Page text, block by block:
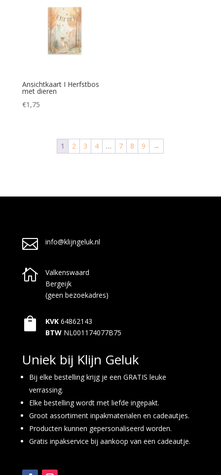
Ansichtkaart I Herfstbos
met dieren
€1,75
1 2 3 4 … 7 8 9 →
 info@klijngeluk.nl

Valkenswaard
Bergeijk
(geen bezoekadres)
 KVK 64862143
BTW NL001174077B75
Uniek bij Klijn Geluk
Bij elke bestelling krijg je een GRATIS leuke
verrassing.
Elke bestelling wordt met liefde ingepakt.
Groot assortiment inpakmaterialen en cadeautjes.
Producten kunnen gepersonaliseerd worden.
Gratis inpakservice bij aankoop van een cadeautje.